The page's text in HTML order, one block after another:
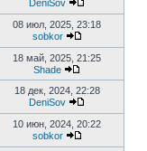
DeniSov
08 июл, 2025, 23:18
sobkor
18 май, 2025, 21:25
Shade
18 дек, 2024, 22:28
DeniSov
10 июн, 2024, 20:22
sobkor